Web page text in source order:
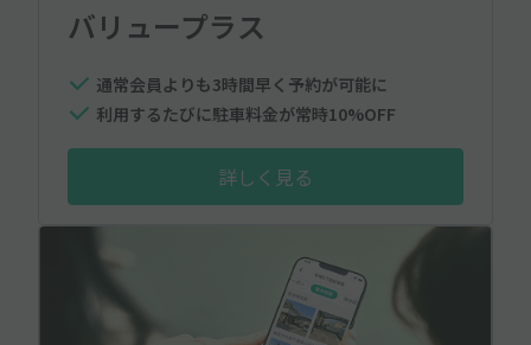
バリュープラス
通常会員よりも3時間早く予約が可能に
利用するたびに駐車料金が常時10%OFF
詳しく見る